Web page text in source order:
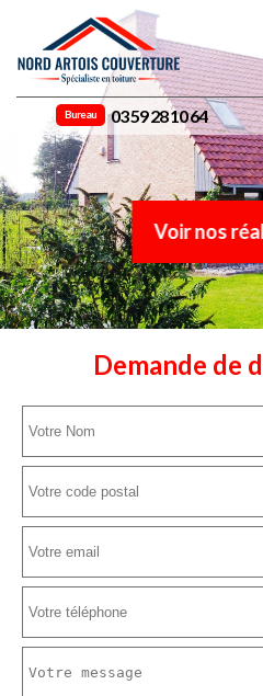
Bureau 03 59 28 10 64
Voir nos
Demande de